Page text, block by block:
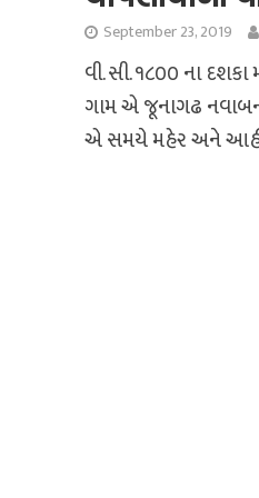
September 23, 2019
વી. સી. ૧૮૦૦ ના
ગામ એ જૂનાગઢ
એ સમયે મહેર અને